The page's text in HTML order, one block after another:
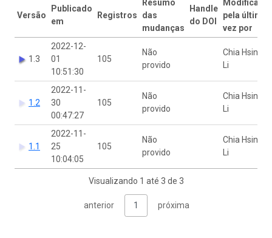
Versão
Publicado
em
Registros
Resumo
das
mudanças
Handle
do DOI
Modificado
pela última
vez por
1.3
2022-12-
01
10:51:30
105
Não
provido
Chia Hsing
Li
1.2
2022-11-
30
00:47:27
105
Não
provido
Chia Hsing
Li
1.1
2022-11-
25
10:04:05
105
Não
provido
Chia Hsing
Li
Visualizando 1 até 3 de 3
anterior 1 próxima